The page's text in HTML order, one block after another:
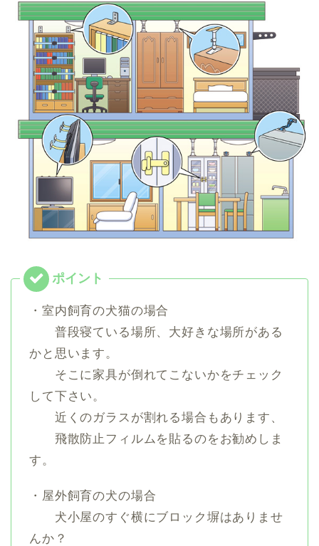
・室内飼育の犬猫の場合
普段寝ている場所、大好きな場所がある
かと思います。
そこに家具が倒れてこないかをチェック
して下さい。
近くのガラスが割れる場合もあります、
飛散防止フィルムを貼るのをお勧めしま
す。
・屋外飼育の犬の場合
犬小屋のすぐ横にブロック塀はありませ
んか？